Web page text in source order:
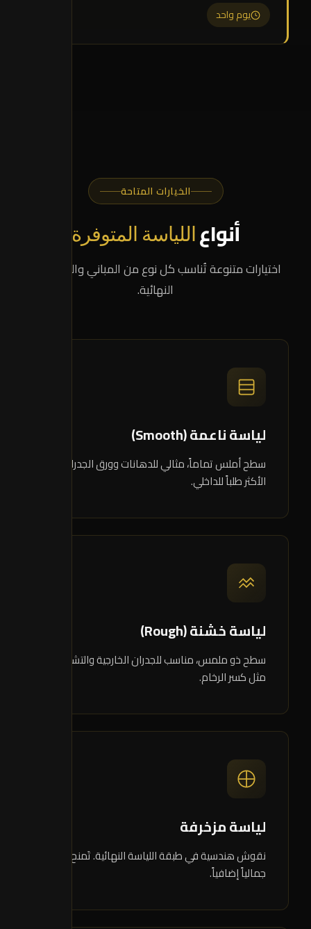
يوم واحد
الخيارات المتاحة
أنواع اللياسة المتوفرة
اختيارات متنوعة تُناسب كل نوع من المباني والتشطيبات
النهائية.
لياسة ناعمة (Smooth)
سطح أملس تماماً، مثالي للدهانات وورق الجدران.
الأكثر طلباً للداخلي.
لياسة خشنة (Rough)
سطح ذو ملمس، مناسب للجدران الخارجية والتشطيبات
مثل كسر الرخام.
لياسة مزخرفة
نقوش هندسية في طبقة اللياسة النهائية. تَمنح بُعداً
جمالياً إضافياً.